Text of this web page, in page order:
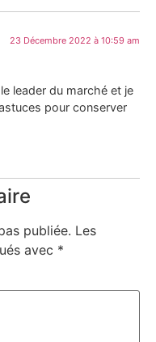
23 Décembre 2022 à 10:59 am
leader du marché et je
pour conserver
publiée. Les
avec *